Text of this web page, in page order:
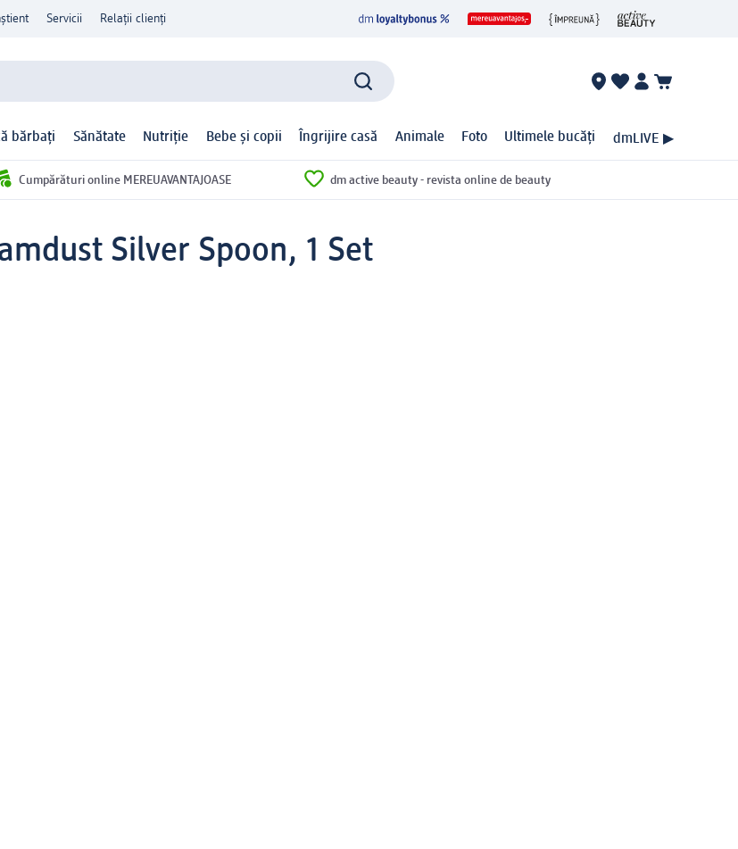
Servicii Relații clienți
bărbați Sănătate Nutriție Bebe și copii Îngrijire casă Animale Foto Ultimele bucăți dmLIVE ▶
Cumpărături online MEREUAVANTAJOASE dm active beauty - revista online de beauty
Silver Spoon, 1 Set